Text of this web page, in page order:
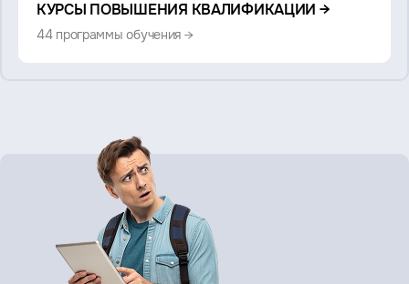
КУРСЫ ПОВЫШЕНИЯ КВАЛИФИКАЦИИ →
44 программы обучения →